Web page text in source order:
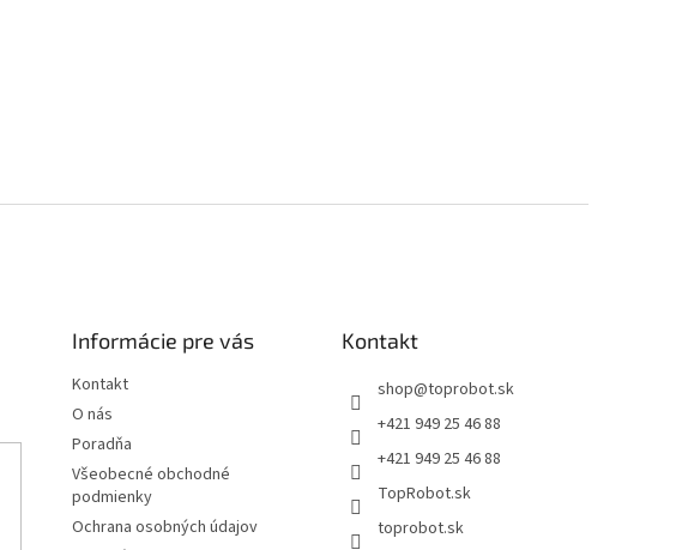
Informácie pre vás
Kontakt
O nás
Poradňa
Všeobecné obchodné
podmienky
Ochrana osobných údajov
Kontakt
shop@toprobot.sk
+421 949 25 46 88
+421 949 25 46 88
TopRobot.sk
toprobot.sk